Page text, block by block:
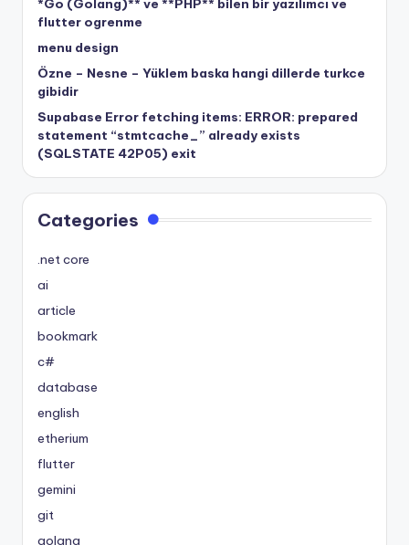
*Go (Golang)** ve **PHP** bilen bir yazılımcı ve
flutter ogrenme
menu design
Özne – Nesne – Yüklem baska hangi dillerde turkce
gibidir
Supabase Error fetching items: ERROR: prepared
statement “stmtcache_” already exists
(SQLSTATE 42P05) exit
Categories
.net core
ai
article
bookmark
c#
database
english
etherium
flutter
gemini
git
golang